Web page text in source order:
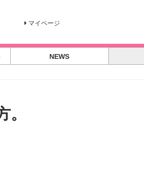
マイページ
NEWS